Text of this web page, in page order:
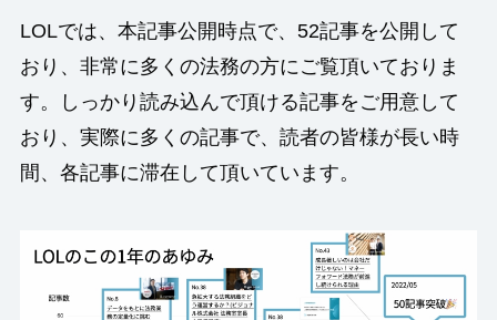
LOLでは、本記事公開時点で、52記事を公開して
おり、非常に多くの法務の方にご覧頂いておりま
す。しっかり読み込んで頂ける記事をご用意して
おり、実際に多くの記事で、読者の皆様が長い時
間、各記事に滞在して頂いています。